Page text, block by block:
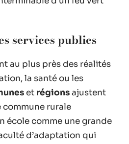
services publics
au plus près des réalités
la santé ou les
et régionsajustent
commune rurale
école comme une grande
d’adaptation qui